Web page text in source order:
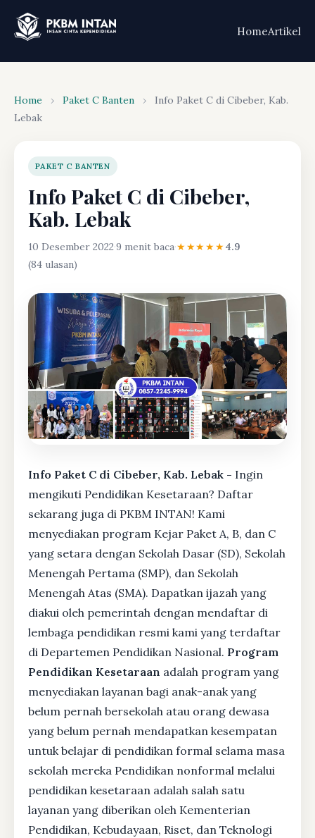
HomeArtikel
Home › Paket C Banten ›
Info Paket C di Cibeber, Kab.
Lebak
PAKET C BANTEN
Info Paket C di Cibeber,
Kab. Lebak
10 Desember 2022·9 menit baca·★★★★★4.9
(84 ulasan)
Info Paket C di Cibeber, Kab. Lebak - Ingin
mengikuti Pendidikan Kesetaraan? Daftar
sekarang juga di PKBM INTAN! Kami
menyediakan program Kejar Paket A, B, dan C
yang setara dengan Sekolah Dasar (SD), Sekolah
Menengah Pertama (SMP), dan Sekolah
Menengah Atas (SMA). Dapatkan ijazah yang
diakui oleh pemerintah dengan mendaftar di
lembaga pendidikan resmi kami yang terdaftar
di Departemen Pendidikan Nasional. Program
Pendidikan Kesetaraan adalah program yang
menyediakan layanan bagi anak-anak yang
belum pernah bersekolah atau orang dewasa
yang belum pernah mendapatkan kesempatan
untuk belajar di pendidikan formal selama masa
sekolah mereka Pendidikan nonformal melalui
pendidikan kesetaraan adalah salah satu
layanan yang diberikan oleh Kementerian
Pendidikan, Kebudayaan, Riset, dan Teknologi